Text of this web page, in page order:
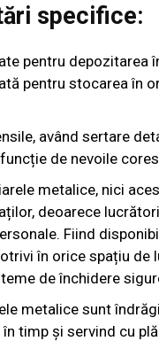
specifice:
pentru
pentru stocarea în
având sertare
de nevoile
metalice, nici
deoarece
Fiind
în orice spațiu de
de închidere
metalice sunt
timp și servind cu